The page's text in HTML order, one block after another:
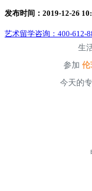
发布时间：2019-12-26
艺术留学咨询： 400-612-
生
参加 伦
今天的